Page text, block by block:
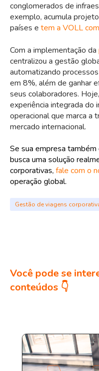
conglomerados de
exemplo, acumula
países e tem a VOLL
Com a implementação da
centralizou a gestão
automatizando
em 8%, além de ganhar
seus colaboradores.
experiência integrada do
operacional que marca a
mercado internacional.
Se sua empresa
busca uma solução
corporativas, fale com o
operação global.
Gestão de viagens
Você pode se
conteúdos 👇